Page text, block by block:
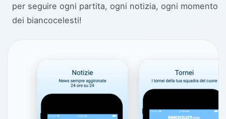
per seguire ogni partita, ogni notizia, ogni momento
dei biancocelesti!